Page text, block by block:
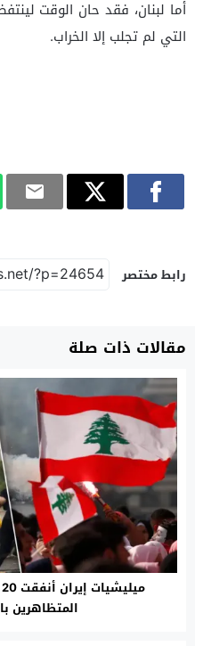
أما لبنان، فقد حان الوقت
التي لم تجلب إلا الخراب.
رابط مختصر
مقالات ذات صلة
المتظاهرين